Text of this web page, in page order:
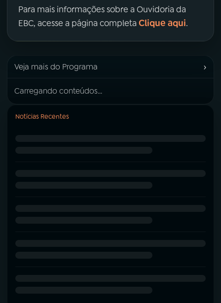
Para mais informações sobre a Ouvidoria da
EBC, acesse a página completa Clique aqui.
Veja mais do Programa ›
Carregando conteúdos...
Notícias Recentes